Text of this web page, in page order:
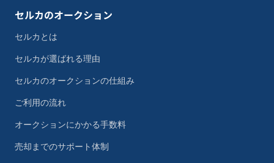
セルカのオークション
セルカとは
セルカが選ばれる理由
セルカのオークションの仕組み
ご利用の流れ
オークションにかかる手数料
売却までのサポート体制